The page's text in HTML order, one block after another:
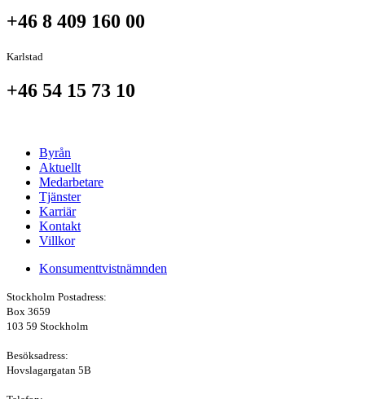
+46 8 409 160 00
Karlstad
+46 54 15 73 10
Byrån
Aktuellt
Medarbetare
Tjänster
Karriär
Kontakt
Villkor
Konsumenttvistnämnden
Stockholm Postadress:
Box 3659
103 59 Stockholm
Besöksadress:
Hovslagargatan 5B